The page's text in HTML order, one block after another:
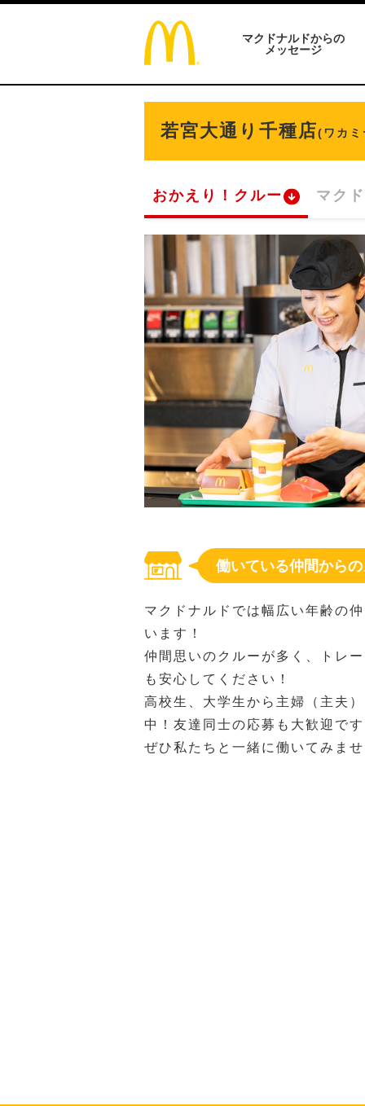
マクドナルドからの
メッセージ
若宮大通り千種店(ワカミ
おかえり！クルー マク
働いている仲間から
マクドナルドでは幅広い年齢の
います！
仲間思いのクルーが多く、トレ
も安心してください！
高校生、大学生から主婦（主夫
中！友達同士の応募も大歓迎で
ぜひ私たちと一緒に働いてみま